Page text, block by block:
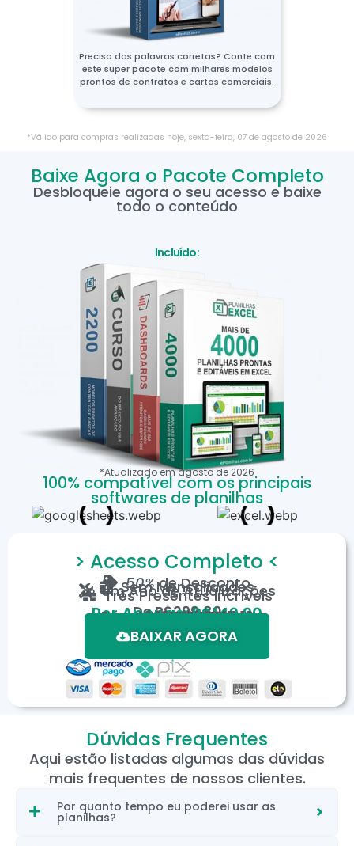
Precisa das palavras corretas? Conte com
este super pacote com milhares modelos
prontos de contratos e cartas comerciais.
*Válido para compras realizadas hoje, sexta-feira, 07 de agosto de 2026
Baixe Agora o Pacote Completo
Desbloqueie agora o seu acesso e baixe
todo o conteúdo
Incluído:
*Atualizado emagostode 2026
100% compatível com os principais
softwares de planilhas
> Acesso Completo <
50%de Desconto
Sem Mensalidades
Um Ano de Atualizações
Três Presentes Incríveis
DeR$299,80
Por Apenas: R$149,90
Em até 12X de R$15,19
*Oferta válida por tempo limitado.
BAIXAR AGORA
Dúvidas Frequentes
Aqui estão listadas algumas das dúvidas
mais frequentes de nossos clientes.
Por quanto tempo eu poderei usar as
planilhas?